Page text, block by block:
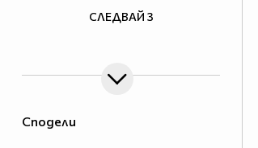
Сподели
СЛЕДВАЙ 3